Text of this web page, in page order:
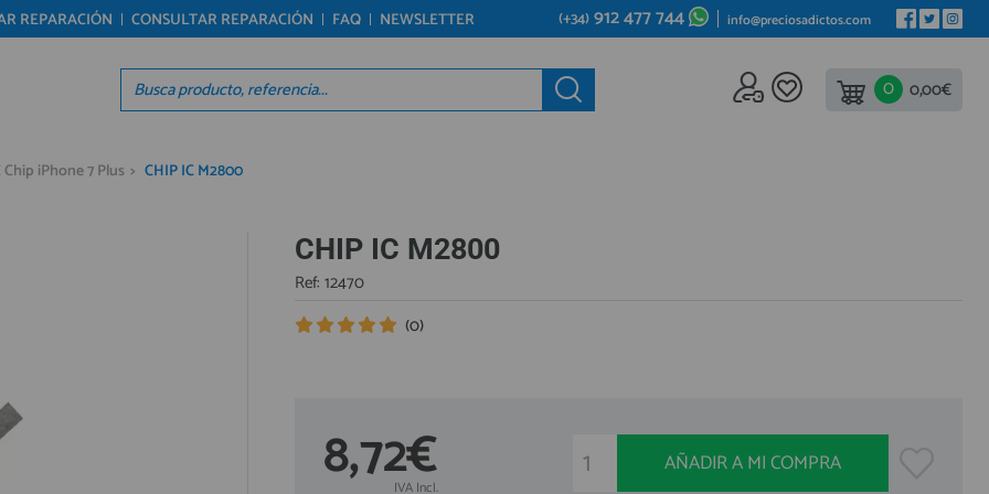
Regístrate en un momento
¿ERES NUEVO?
Creando una cuenta en preciosadictos.com podrás
realizar tus pedidos cómodamente, consultar el
el proceso de registro puede contactarnos al 912
477 744, estaremos encantados de atenderte.
ÁREA DE PROFESIONALES
registrados.
REPARACIÓN CONSULTAR REPARACIÓN FAQ NEWSLETTER (+34)912 477 744 info@preciosadictos.com
0 0,00€
Chip iPhone 7 Plus > CHIP IC M2800
CHIP IC M2800
Ref: 12470
(0)
8,72€
IVA Incl.
AÑADIR A MI COMPRA